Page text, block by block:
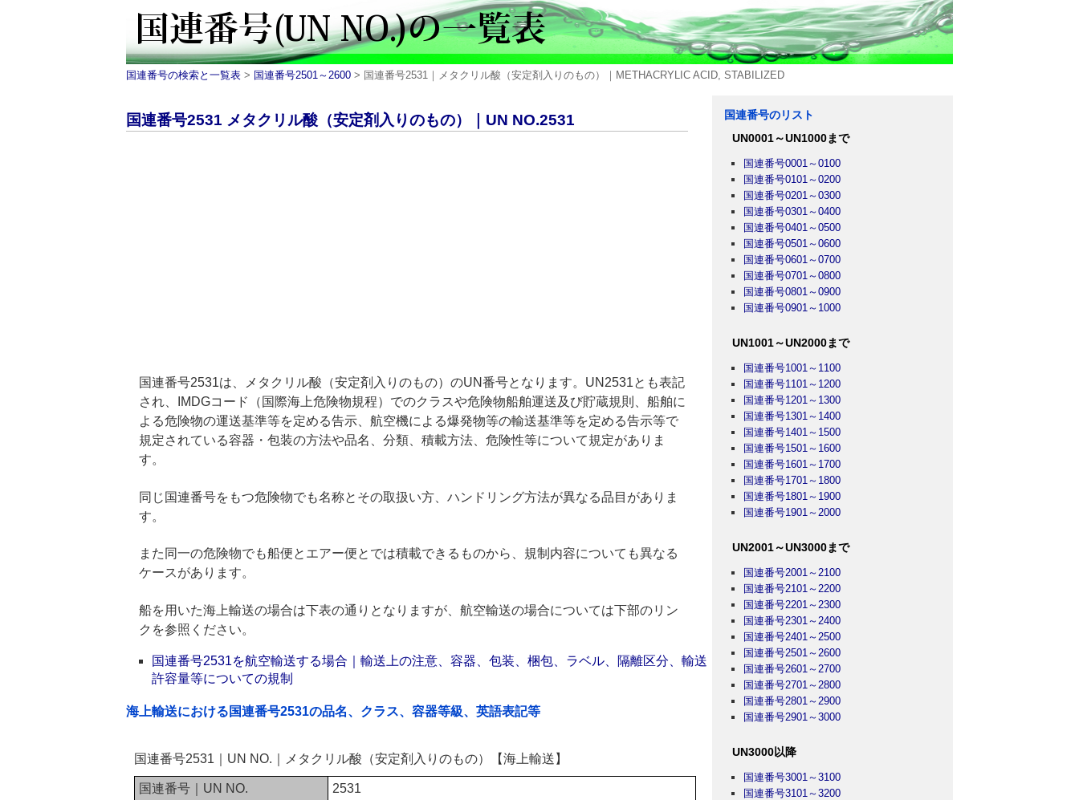
国連番号の検索と一覧表 > 国連番号2501～2600 > 国連番号2531｜メタクリル酸（安定剤入りのもの）｜METHACRYLIC ACID, STABILIZED
国連番号2531 メタクリル酸（安定剤入りのもの）｜UN NO.2531
国連番号2531は、メタクリル酸（安定剤入りのもの）のUN番号となります。UN2531とも表記
され、IMDGコード（国際海上危険物規程）でのクラスや危険物船舶運送及び貯蔵規則、船舶に
よる危険物の運送基準等を定める告示、航空機による爆発物等の輸送基準等を定める告示等で
規定されている容器・包装の方法や品名、分類、積載方法、危険性等について規定がありま
す。
同じ国連番号をもつ危険物でも名称とその取扱い方、ハンドリング方法が異なる品目がありま
す。
また同一の危険物でも船便とエアー便とでは積載できるものから、規制内容についても異なる
ケースがあります。
船を用いた海上輸送の場合は下表の通りとなりますが、航空輸送の場合については下部のリン
クを参照ください。
国連番号2531を航空輸送する場合｜輸送上の注意、容器、包装、梱包、ラベル、隔離区分、輸送
許容量等についての規制
海上輸送における国連番号2531の品名、クラス、容器等級、英語表記等
国連番号2531｜UN NO.｜メタクリル酸（安定剤入りのもの）【海上輸送】
国連番号｜UN NO.
2531
国連番号のリスト
UN0001～UN1000まで
国連番号0001～0100
国連番号0101～0200
国連番号0201～0300
国連番号0301～0400
国連番号0401～0500
国連番号0501～0600
国連番号0601～0700
国連番号0701～0800
国連番号0801～0900
国連番号0901～1000
UN1001～UN2000まで
国連番号1001～1100
国連番号1101～1200
国連番号1201～1300
国連番号1301～1400
国連番号1401～1500
国連番号1501～1600
国連番号1601～1700
国連番号1701～1800
国連番号1801～1900
国連番号1901～2000
UN2001～UN3000まで
国連番号2001～2100
国連番号2101～2200
国連番号2201～2300
国連番号2301～2400
国連番号2401～2500
国連番号2501～2600
国連番号2601～2700
国連番号2701～2800
国連番号2801～2900
国連番号2901～3000
UN3000以降
国連番号3001～3100
国連番号3101～3200